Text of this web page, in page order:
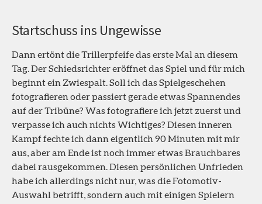
Startschuss ins Ungewisse
Dann ertönt die Trillerpfeife das erste Mal an diesem
Tag. Der Schiedsrichter eröffnet das Spiel und für mich
beginnt ein Zwiespalt. Soll ich das Spielgeschehen
fotografieren oder passiert gerade etwas Spannendes
auf der Tribüne? Was fotografiere ich jetzt zuerst und
verpasse ich auch nichts Wichtiges? Diesen inneren
Kampf fechte ich dann eigentlich 90 Minuten mit mir
aus, aber am Ende ist noch immer etwas Brauchbares
dabei rausgekommen. Diesen persönlichen Unfrieden
habe ich allerdings nicht nur, was die Fotomotiv-
Auswahl betrifft, sondern auch mit einigen Spielern